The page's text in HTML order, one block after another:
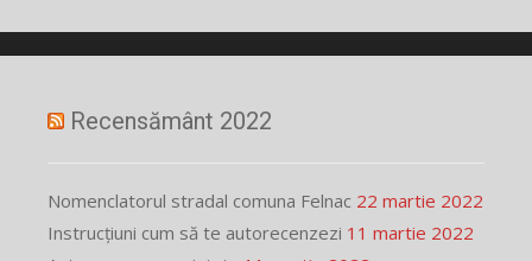
Recensământ 2022
Nomenclatorul stradal comuna Felnac 22 martie 2022
Instrucțiuni cum să te autorecenzezi 11 martie 2022